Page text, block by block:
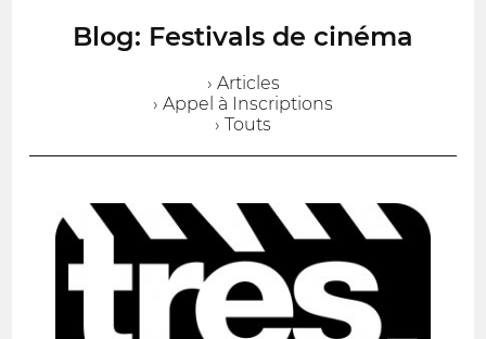
Blog: Festivals de cinéma
› Articles
› Appel à Inscriptions
› Touts